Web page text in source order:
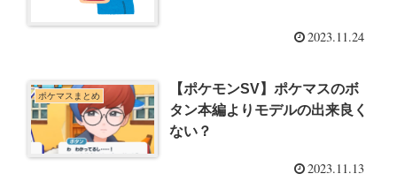
2023.11.24
ポケマスまとめ
【ポケモンSV】ポケマスのボ
タン本編よりモデルの出来良く
ない？
2023.11.13